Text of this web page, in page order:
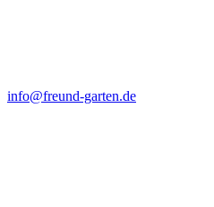
info@freund-garten.de